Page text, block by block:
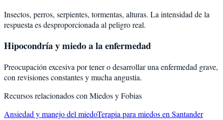
Insectos, perros, serpientes, tormentas, alturas. La intensidad de la
respuesta es desproporcionada al peligro real.
Hipocondría y miedo a la enfermedad
Preocupación excesiva por tener o desarrollar una enfermedad grave,
con revisiones constantes y mucha angustia.
Recursos relacionados con Miedos y Fobias
Ansiedad y manejo del miedoTerapia para miedos en Santander